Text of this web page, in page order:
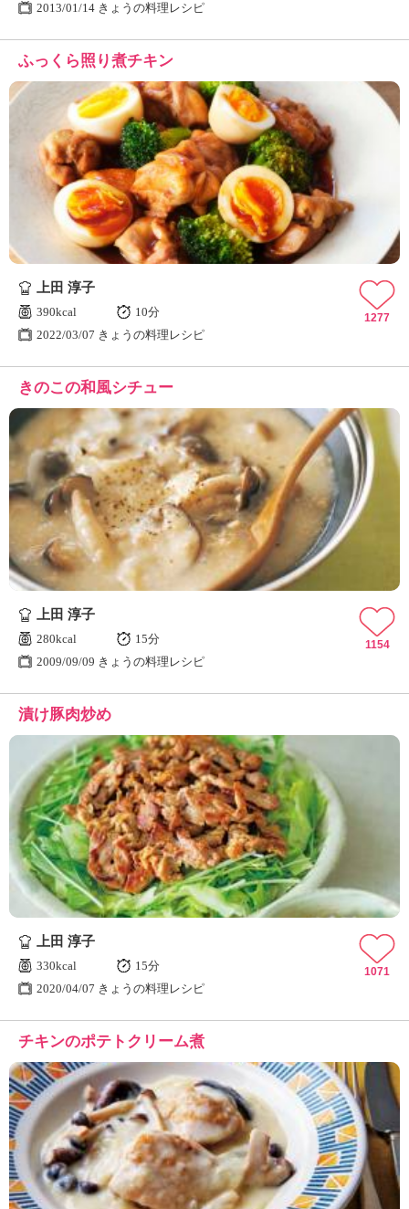
2013/01/14 きょうの料理レシピ
ふっくら照り煮チキン
上田 淳子
390kcal
10分
2022/03/07 きょうの料理レシピ
1277
きのこの和風シチュー
上田 淳子
280kcal
15分
2009/09/09 きょうの料理レシピ
1154
漬け豚肉炒め
上田 淳子
330kcal
15分
2020/04/07 きょうの料理レシピ
1071
チキンのポテトクリーム煮